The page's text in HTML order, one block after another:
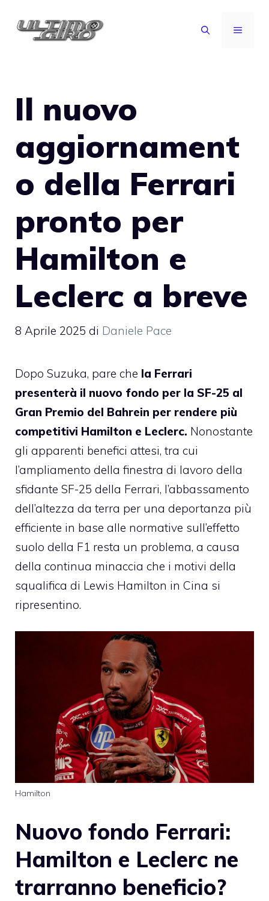
MENU
Il nuovo
aggiornament
o della Ferrari
pronto per
Hamilton e
Leclerc a breve
8 Aprile 2025 di Daniele Pace
Dopo Suzuka, pare che la Ferrari
presenterà il nuovo fondo per la SF-25 al
Gran Premio del Bahrein per rendere più
competitivi Hamilton e Leclerc. Nonostante
gli apparenti benefici attesi, tra cui
l’ampliamento della finestra di lavoro della
sfidante SF-25 della Ferrari, l’abbassamento
dell’altezza da terra per una deportanza più
efficiente in base alle normative sull’effetto
suolo della F1 resta un problema, a causa
della continua minaccia che i motivi della
squalifica di Lewis Hamilton in Cina si
ripresentino.
Hamilton
Nuovo fondo Ferrari:
Hamilton e Leclerc ne
trarranno beneficio?